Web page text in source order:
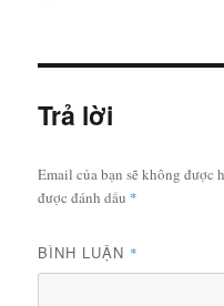
Trả lời
Email của bạn sẽ không được
được đánh dấu *
BÌNH LUẬN *